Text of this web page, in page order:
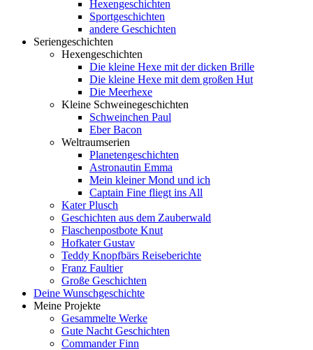
Hexengeschichten
Sportgeschichten
andere Geschichten
Seriengeschichten
Hexengeschichten
Die kleine Hexe mit der dicken Brille
Die kleine Hexe mit dem großen Hut
Die Meerhexe
Kleine Schweinegeschichten
Schweinchen Paul
Eber Bacon
Weltraumserien
Planetengeschichten
Astronautin Emma
Mein kleiner Mond und ich
Captain Fine fliegt ins All
Kater Plusch
Geschichten aus dem Zauberwald
Flaschenpostbote Knut
Hofkater Gustav
Teddy Knopfbärs Reiseberichte
Franz Faultier
Große Geschichten
Deine Wunschgeschichte
Meine Projekte
Gesammelte Werke
Gute Nacht Geschichten
Commander Finn